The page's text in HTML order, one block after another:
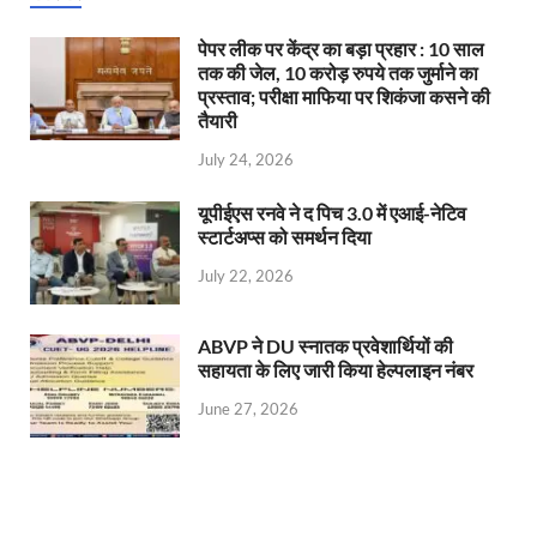
पेपर लीक पर केंद्र का बड़ा प्रहार : 10 साल
तक की जेल, 10 करोड़ रुपये तक जुर्माने का
प्रस्ताव; परीक्षा माफिया पर शिकंजा कसने की
तैयारी
July 24, 2026
यूपीईएस रनवे ने द पिच 3.0 में एआई-नेटिव
स्टार्टअप्स को समर्थन दिया
July 22, 2026
ABVP ने DU स्नातक प्रवेशार्थियों की
सहायता के लिए जारी किया हेल्पलाइन नंबर
June 27, 2026